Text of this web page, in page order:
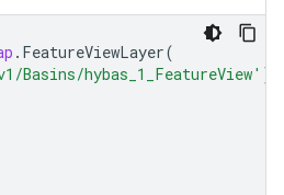
. FeatureViewLayer(
v1/Basins/hybas_1_FeatureView' );